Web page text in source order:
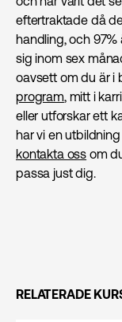
eftertraktade då
handling, och
sig inom sex
oavsett om du är i
program, mitt i
eller utforskar ett
har vi en
kontakta oss om
passa just dig.
RELATERADE